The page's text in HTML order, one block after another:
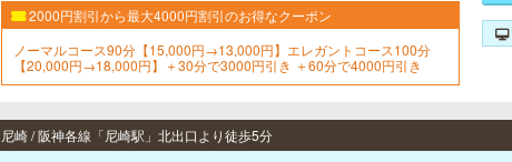
2000円割引から最大4000円割引のお得なクーポン
ノーマルコース90分【15,000円→13,000円】エレガントコース100分
【20,000円→18,000円】＋30分で3000円引き ＋60分で4000円引き
尼崎 / 阪神各線「尼崎駅」北出口より徒歩5分